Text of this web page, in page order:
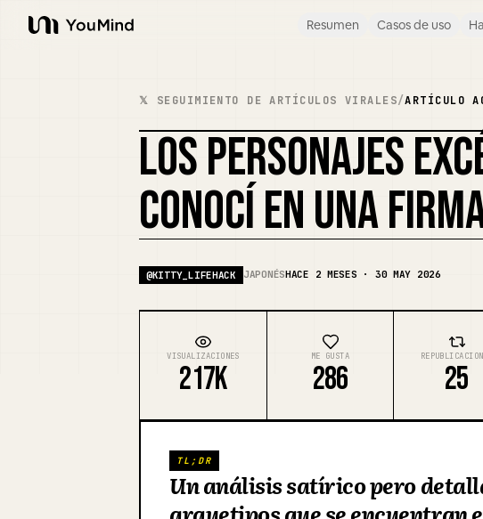
YouMind
Resumen Casos de uso
𝕏 SEGUIMIENTO DE ARTÍCULOS VIRALES/ARTÍCULO
LOS PERSONAJES
CONOCÍ EN UNA
@KITTY_LIFEHACK JAPONÉSHACE 2 MESES · 30 MAY 2026
VISUALIZACIONES
217K
ME GUSTA
286 25
TL;DR
Un análisis satírico pero